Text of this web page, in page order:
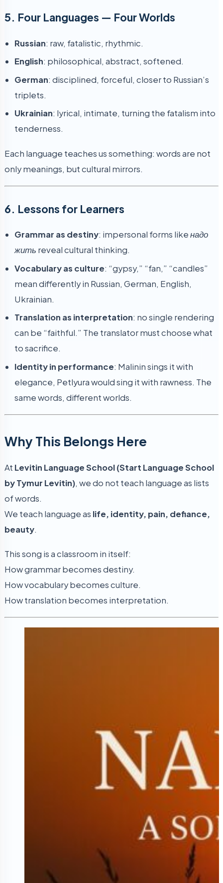
5. Four Languages — Four Worlds
Russian: raw, fatalistic, rhythmic.
English: philosophical, abstract, softened.
German: disciplined, forceful, closer to Russian’s
triplets.
Ukrainian: lyrical, intimate, turning the fatalism into
tenderness.
Each language teaches us something: words are not
only meanings, but cultural mirrors.
6. Lessons for Learners
Grammar as destiny: impersonal forms likeнадо
жить reveal cultural thinking.
Vocabulary as culture: “gypsy,” “fan,” “candles”
mean differently in Russian, German, English,
Ukrainian.
Translation as interpretation: no single rendering
can be “faithful.” The translator must choose what
to sacrifice.
Identity in performance: Malinin sings it with
elegance, Petlyura would sing it with rawness. The
same words, different worlds.
Why This Belongs Here
At Levitin Language School (Start Language School
by Tymur Levitin), we do not teach language as lists
of words.
We teach language as life, identity, pain, defiance,
beauty.
This song is a classroom in itself:
How grammar becomes destiny.
How vocabulary becomes culture.
How translation becomes interpretation.